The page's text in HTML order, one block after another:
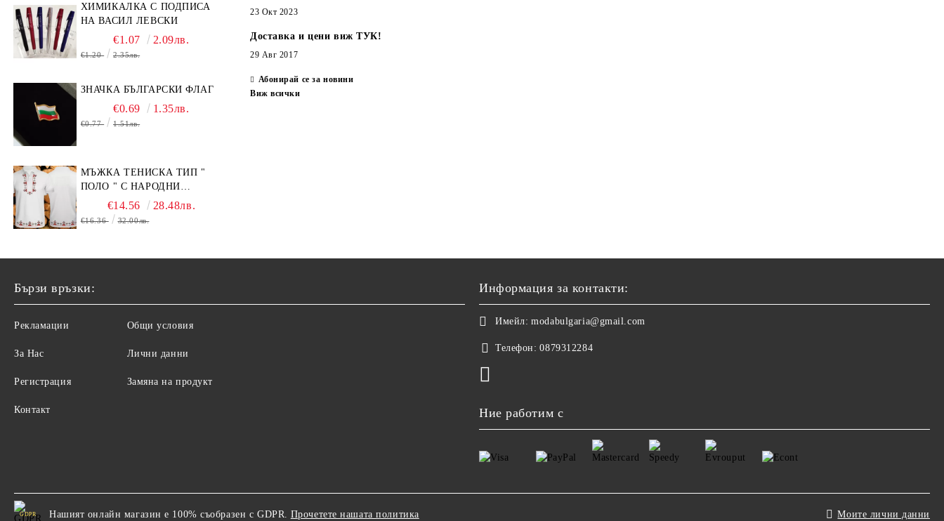
ХИМИКАЛКА С ПОДПИСА
НА ВАСИЛ ЛЕВСКИ
€1.07 2.09лв.
€1.20 2.35лв.
ЗНАЧКА БЪЛГАРСКИ ФЛАГ
€0.69 1.35лв.
€0.77 1.51лв.
МЪЖКА ТЕНИСКА ТИП "
ПОЛО " С НАРОДНИ
МОТИВИ.€14.56 28.48лв.
€16.36 32.00лв.
23 Окт 2023
Доставка и цени виж ТУК!
29 Авг 2017
Абонирай се за новини
Виж всички
Бързи връзки:
Рекламации
За Нас
Регистрация
Контакт
Общи условия
Лични данни
Замяна на продукт
Информация за контакти:
Имейл: modabulgaria@gmail.com
Телефон: 0879312284
Ние работим с
GDPR Нашият онлайн магазин е 100% съобразен с GDPR. Прочетете нашата политика Моите лични данни